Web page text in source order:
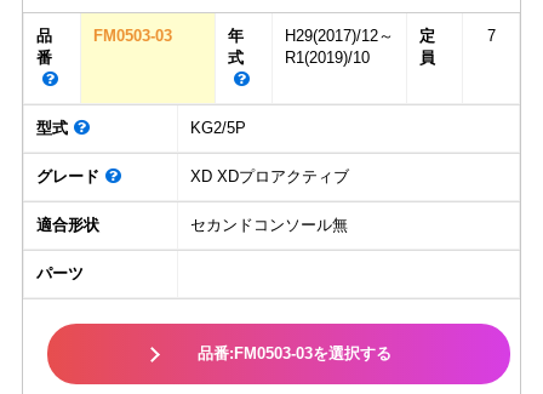
品
番
FM0503-03
年
式
H29(2017)/12～
R1(2019)/10
定
員
7
型式 KG2/5P
グレード XD XDプロアクティブ
適合形状 セカンドコンソール無
パーツ
品番:FM0503-03を選択する